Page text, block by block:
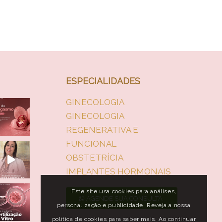
ESPECIALIDADES
GINECOLOGIA
GINECOLOGIA
REGENERATIVA E
FUNCIONAL
OBSTETRÍCIA
IMPLANTES HORMONAIS
AGENDE SUA CONSULTA
Este site usa cookies para análises,
personalização e publicidade. Reveja a nossa
política de cookies para saber mais. Ao continuar